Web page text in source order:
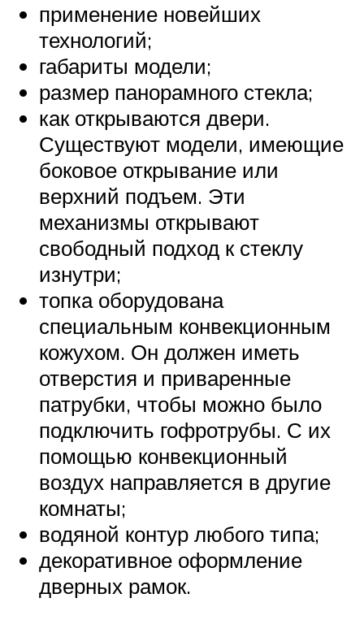
применение новейших
технологий;
габариты модели;
размер панорамного стекла;
как открываются двери.
Существуют модели, имеющие
боковое открывание или
верхний подъем. Эти
механизмы открывают
свободный подход к стеклу
изнутри;
топка оборудована
специальным конвекционным
кожухом. Он должен иметь
отверстия и приваренные
патрубки, чтобы можно было
подключить гофротрубы. С их
помощью конвекционный
воздух направляется в другие
комнаты;
водяной контур любого типа;
декоративное оформление
дверных рамок.